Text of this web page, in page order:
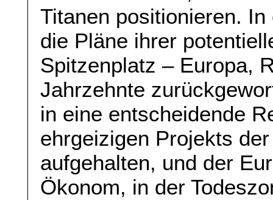
Titanen positionieren.
die Pläne ihrer
Spitzenplatz – Europa,
Jahrzehnte
in eine entscheidende
ehrgeizigen Projekts
aufgehalten, und der
Ökonom, in der